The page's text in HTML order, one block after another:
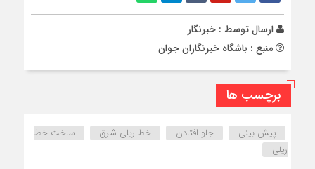
ارسال توسط : خبرنگار
منبع : باشگاه خبرنگاران جوان
برچسب ها
پیش بینی‌ جلو افتادن خط ریلی شرق
ساخت خط
ریلی